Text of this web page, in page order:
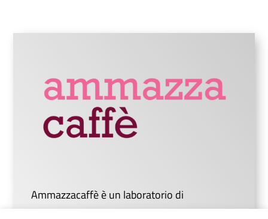
Ammazzacaffè è un laboratorio di